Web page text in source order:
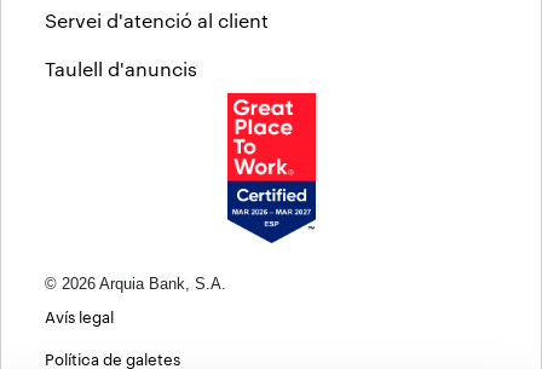
Servei d'atenció al client
Taulell d'anuncis
© 2026 Arquia Bank, S.A.
Avís legal
Política de galetes